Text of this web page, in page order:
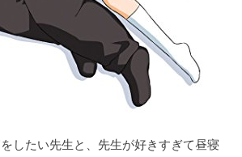
したい先生と、先生が好きすぎて昼寝